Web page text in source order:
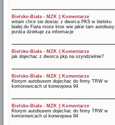
Bielsko-Biała - MZK
Komentarze
witam chce sie dostac z dworca PKS w bielsku
bialej do Fiata moze ktos wie jakie tam autobusy
jezdza dziekuje za informacje
Bielsko-Biała - MZK
Komentarze
jak dojechac z dworca pkp na szyndzielnie?
Bielsko-Biała - MZK
Komentarze
Ktorym autobusem dojechac do firmy TRW w
komorowicach ul konwojowa 94
Bielsko-Biała - MZK
Komentarze
Ktorym autobusem dojechac do firmy TRW w
komorowicach ul konwojowa 94